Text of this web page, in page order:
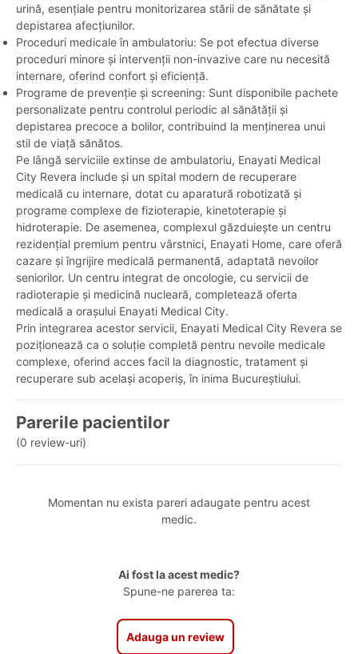
urină, esențiale pentru monitorizarea stării de sănătate și
depistarea afecțiunilor.
Proceduri medicale în ambulatoriu: Se pot efectua diverse
proceduri minore și intervenții non-invazive care nu necesită
internare, oferind confort și eficiență.
Programe de prevenție și screening: Sunt disponibile pachete
personalizate pentru controlul periodic al sănătății și
depistarea precoce a bolilor, contribuind la menținerea unui
stil de viață sănătos.
Pe lângă serviciile extinse de ambulatoriu, Enayati Medical
City Revera include și un spital modern de recuperare
medicală cu internare, dotat cu aparatură robotizată și
programe complexe de fizioterapie, kinetoterapie și
hidroterapie. De asemenea, complexul găzduiește un centru
rezidențial premium pentru vârstnici, Enayati Home, care oferă
cazare și îngrijire medicală permanentă, adaptată nevoilor
seniorilor. Un centru integrat de oncologie, cu servicii de
radioterapie și medicină nucleară, completează oferta
medicală a orașului Enayati Medical City.
Prin integrarea acestor servicii, Enayati Medical City Revera se
poziționează ca o soluție completă pentru nevoile medicale
complexe, oferind acces facil la diagnostic, tratament și
recuperare sub același acoperiș, în inima Bucureștiului.
Parerile pacientilor
(0 review-uri)
Momentan nu exista pareri adaugate pentru acest
medic.
Ai fost la acest medic?
Spune-ne parerea ta:
Adauga un review